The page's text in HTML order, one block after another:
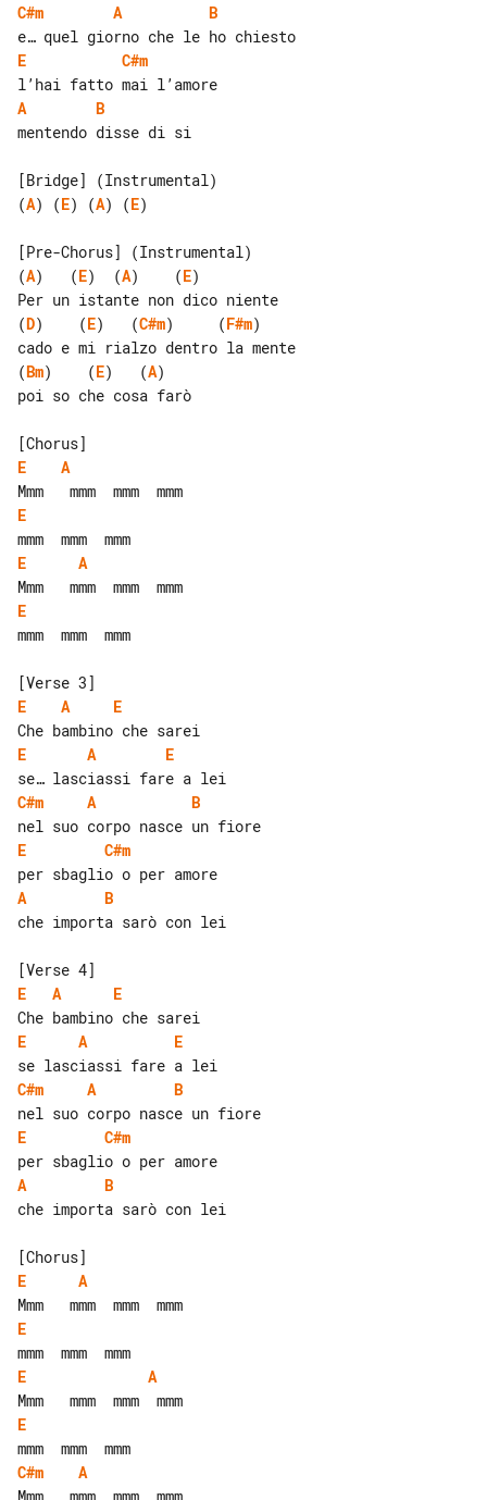
C#m
A
B
E
C#m
A
B
mentendo disse di si
(A) (E) (A) (E)
(A)   (E)  (A)    (E)
(D)    (E)   (C#m)     (F#m)
(Bm)    (E)   (A)
poi so che cosa farò
E
A
E
E
A
E
mmm  mmm  mmm
E
A
E
E
A
E
C#m
A
B
E
C#m
A
B
che importa sarò con lei
E
A
E
E
A
E
C#m
A
B
E
C#m
A
B
che importa sarò con lei
E
A
E
E
A
E
C#m
A